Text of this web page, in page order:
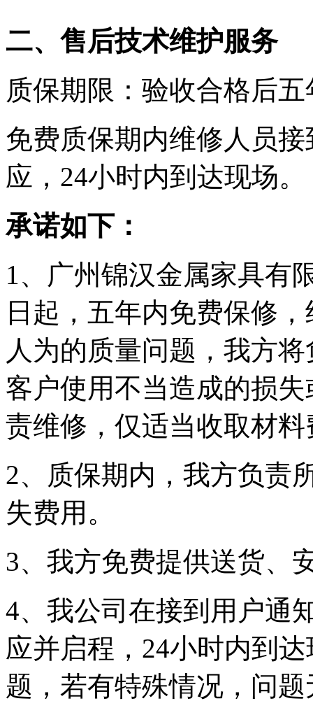
二、 售后技术维护服务
质保期限：验收合格后五
免费质保期内维修人员
应，24小时内到达现场。
承诺如下：
1、广州锦汉金属家具有
日起，五年内免费保修
人为的质量问题，我方
客户使用不当造成的损
责维修，仅适当收取材
2、质保期内，我方负责
失费用。
3、我方免费提供送货、
4、我公司在接到用户通
应并启程，24小时内到
题，若有特殊情况，问